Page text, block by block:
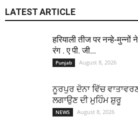
LATEST ARTICLE
हरियाली तीज पर नन्हे-मुन्नों
रंग . ए पी. जी...
Punjab August 8, 2026
ਨੂਰਪੁਰ ਦੋਨਾ ਵਿੱਚ
ਲਗਾਉਣ ਦੀ ਮੁਹਿੰਮ ਸ਼ੁਰੂ
NEWS August 8, 2026